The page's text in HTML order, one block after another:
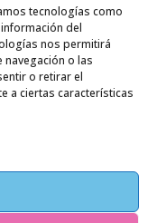
tecnologías como
del
nos permitirá
o las
o retirar el
a ciertas características